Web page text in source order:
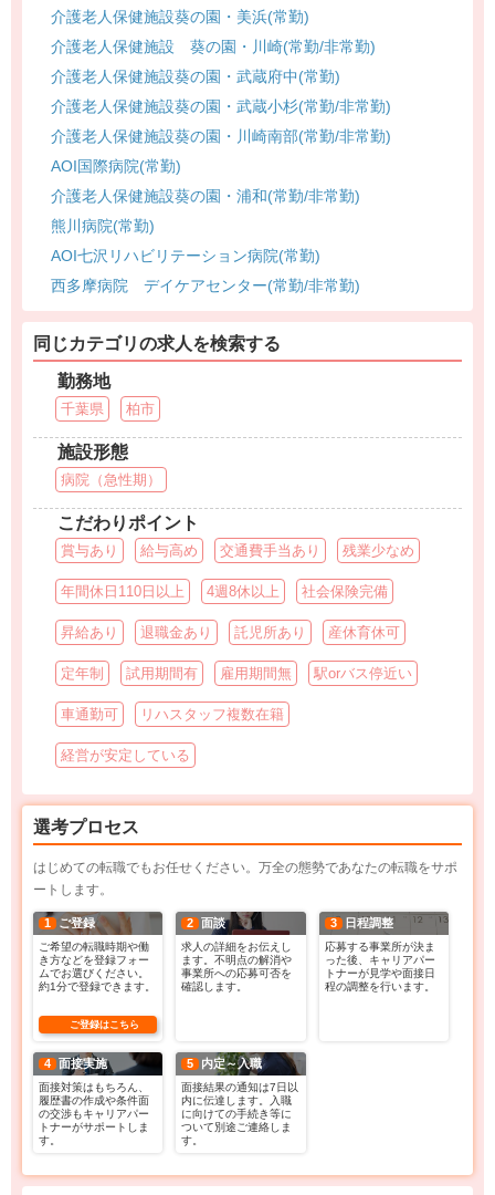
介護老人保健施設葵の園・美浜(常勤)
介護老人保健施設 葵の園・川崎(常勤/非常勤)
介護老人保健施設葵の園・武蔵府中(常勤)
介護老人保健施設葵の園・武蔵小杉(常勤/非常勤)
介護老人保健施設葵の園・川崎南部(常勤/非常勤)
AOI国際病院(常勤)
介護老人保健施設葵の園・浦和(常勤/非常勤)
熊川病院(常勤)
AOI七沢リハビリテーション病院(常勤)
西多摩病院 デイケアセンター(常勤/非常勤)
同じカテゴリの求人を検索する
勤務地
千葉県 柏市
施設形態
病院（急性期）
こだわりポイント
賞与あり 給与高め 交通費手当あり 残業少なめ
年間休日110日以上 4週8休以上 社会保険完備
昇給あり 退職金あり 託児所あり 産休育休可
定年制 試用期間有 雇用期間無 駅orバス停近い
車通勤可 リハスタッフ複数在籍
経営が安定している
選考プロセス
はじめての転職でもお任せください。万全の態勢であなたの転職をサポ
ートします。
1 ご登録
ご希望の転職時期や働
き方などを登録フォー
ムでお選びください。
約1分で登録できます。
ご登録はこちら
2 面談
求人の詳細をお伝えし
ます。不明点の解消や
事業所への応募可否を
確認します。
3 日程調整
応募する事業所が決ま
った後、キャリアパー
トナーが見学や面接日
程の調整を行います。
4 面接実施
面接対策はもちろん、
履歴書の作成や条件面
の交渉もキャリアパー
トナーがサポートしま
す。
5 内定～入職
面接結果の通知は7日以
内に伝達します。入職
に向けての手続き等に
ついて別途ご連絡しま
す。